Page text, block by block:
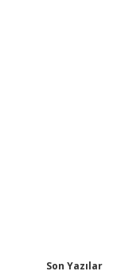
Son Yazılar